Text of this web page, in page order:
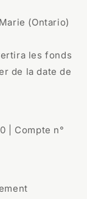
(Ontario)
les fonds
de la date de
| Compte n°